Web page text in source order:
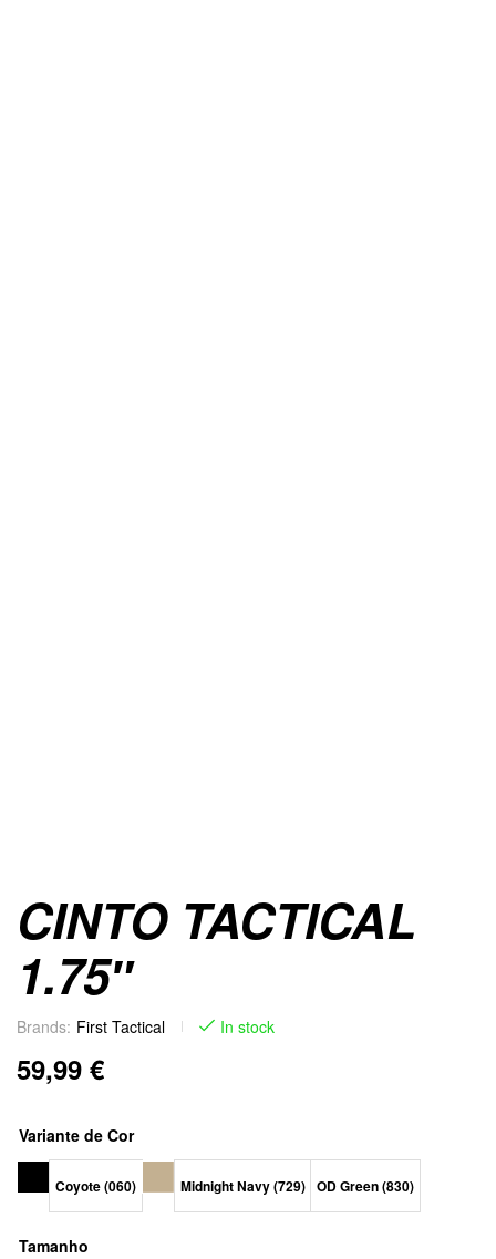
CINTO TACTICAL
1.75″
Brands: First Tactical In stock
59,99 €
Variante de Cor
Coyote (060) Midnight Navy (729) OD Green (830)
Tamanho